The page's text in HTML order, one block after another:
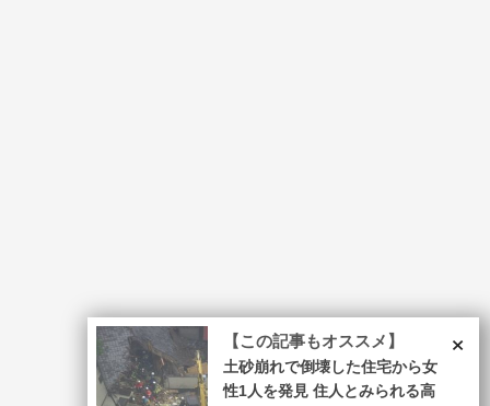
×
【この記事もオススメ】
土砂崩れで倒壊した住宅から女
性1人を発見 住人とみられる高